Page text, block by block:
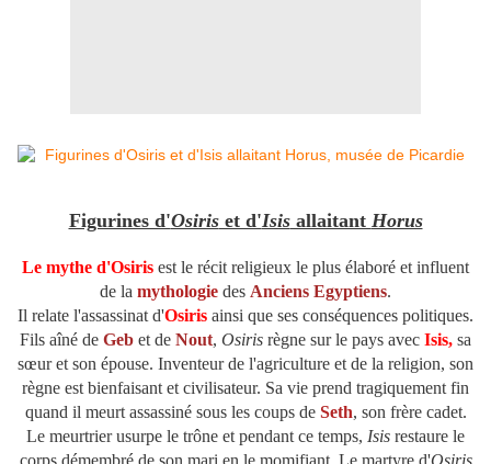
Figurines d'Osiriset d'Isisallaitant Horus
Le mythe d'Osiris est le récit religieux le plus élaboré et influent
de la mythologie des Anciens Egyptiens.
Il relate l'assassinat d'Osiris ainsi que ses conséquences politiques.
Fils aîné de Geb et de Nout, Osiris règne sur le pays avec Isis, sa
sœur et son épouse. Inventeur de l'agriculture et de la religion, son
règne est bienfaisant et civilisateur. Sa vie prend tragiquement fin
quand il meurt assassiné sous les coups de Seth, son frère cadet.
Le meurtrier usurpe le trône et pendant ce temps, Isis restaure le
corps démembré de son mari en le momifiant. Le martyre d'Osiris